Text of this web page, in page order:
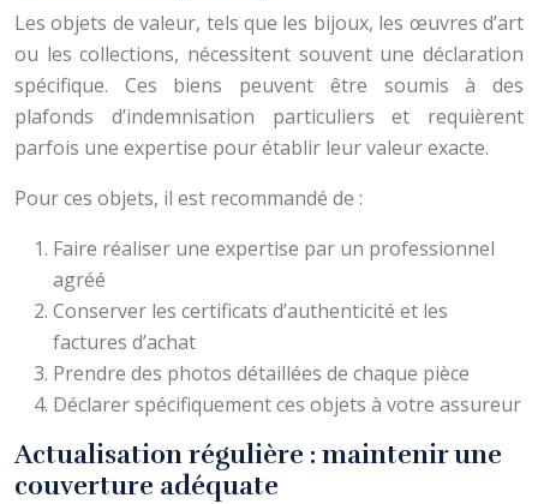
Les objets de valeur, tels que les bijoux, les œuvres d’art
ou les collections, nécessitent souvent une déclaration
spécifique. Ces biens peuvent être soumis à des
plafonds d’indemnisation particuliers et requièrent
parfois une expertise pour établir leur valeur exacte.
Pour ces objets, il est recommandé de :
Faire réaliser une expertise par un professionnel
agréé
Conserver les certificats d’authenticité et les
factures d’achat
Prendre des photos détaillées de chaque pièce
Déclarer spécifiquement ces objets à votre assureur
Actualisation régulière : maintenir une
couverture adéquate